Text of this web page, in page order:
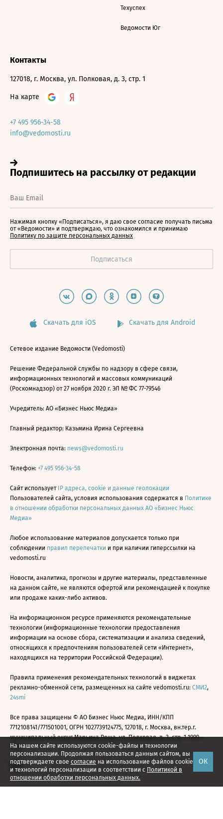
На нашем сайте используются cookie-файлы и технологии
персонализации. Продолжая пользоваться данным сайтом, вы
подтверждаете свое согласие на использование файлов cookie
и технологий персонализации в соответствии с Политикой в
отношении обработки персональных данных.
ОК
Техуспех
Ведомости Юг
Контакты
127018, г. Москва, ул. Полковая, д. 3, стр. 1
На карте
+7 495 956-34-58
info@vedomosti.ru
Нажимая кнопку «Подписаться», я даю свое согласие получать письма
от «Ведомости» и подтверждаю, что ознакомился и принимаю
Политику по защите персональных данных
Скачать для iOS Скачать для Android
Сетевое издание Ведомости (Vedomosti)
Решение Федеральной службы по надзору в сфере связи,
информационных технологий и массовых коммуникаций
(Роскомнадзор) от 27 ноября 2020 г. ЭЛ № ФС 77-79546
Учредитель: АО «Бизнес Ньюс Медиа»
Главный редактор: Казьмина Ирина Сергеевна
Электронная почта: news@vedomosti.ru
Телефон: +7 495 956-34-58
Сайт использует IP адреса, cookie и данные геолокации
Пользователей сайта, условия использования содержатся в Политике
в отношении обработки персональных данных АО «Бизнес Ньюс
Медиа»
Любое использование материалов допускается только при
соблюдении правил перепечатки и при наличии гиперссылки на
vedomosti.ru
Новости, аналитика, прогнозы и другие материалы, представленные
на данном сайте, не являются офертой или рекомендацией к покупке
или продаже каких-либо активов.
На информационном ресурсе применяются рекомендательные
технологии (информационные технологии предоставления
информации на основе сбора, систематизации и анализа сведений,
относящихся к предпочтениям пользователей сети «Интернет»,
находящихся на территории Российской Федерации).
Правила применения рекомендательных технологий в виджетах
рекламно-обменной сети, размещенных на сайте vedomosti.ru: СМИ2,
24smi
Все права защищены © АО Бизнес Ньюс Медиа, ИНН/КПП
7712108141/771501001, ОГРН 1027739124775, 127018, г. Москва, вн.тер.г.
муниципальный округ Марьина Роща, ул. Полковая, д. 3, стр. 1 1999—
2026